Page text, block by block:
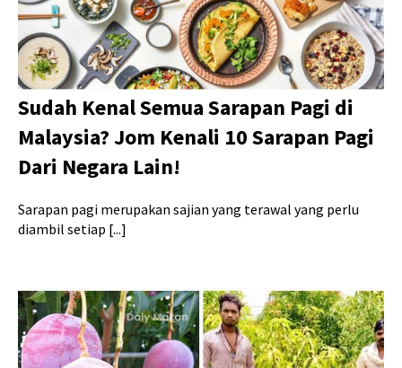
Sudah Kenal Semua Sarapan Pagi di
Malaysia? Jom Kenali 10 Sarapan Pagi
Dari Negara Lain!
Sarapan pagi merupakan sajian yang terawal yang perlu
diambil setiap [...]